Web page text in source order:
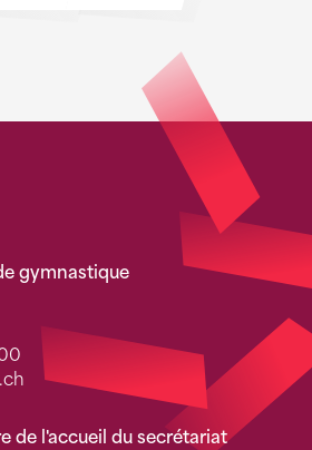
gymnastique
de l'accueil du secrétariat